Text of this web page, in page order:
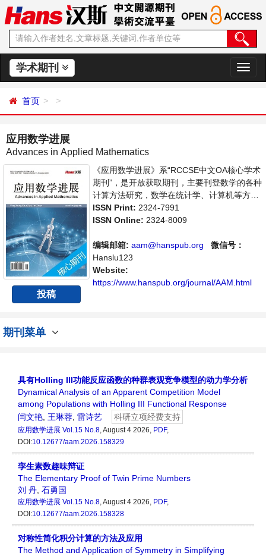
学术期刊
切
换
首页
应用数学进展
Advances in Applied Mathematics
投稿
《应用数学进展》系“RCCSE中文OA核心学术
期刊”，是开放获取期刊，主要刊登数学的各种
计算方法研究，数学在统计学、计算机等方面
应用的学术论文和成果评述。本刊支持思想创
新、学术创新，倡导科学，繁荣学术，集学术
家、学者、科研人员提供一个传播、分享和讨
论应用数学领域内不同方向问题与发展的交流
平台。
ISSN Print: 2324-7991
ISSN Online: 2324-8009
编辑邮箱: aam@hanspub.org
微信号：
Hanslu123
Website:
https://www.hanspub.org/journal/AAM.html
期刊菜单
具有Holling III功能反应函数的种群表观竞争模型的动力学分析
Dynamical Analysis of an Apparent Competition Model
among Populations with Holling III Functional Response
闫文艳 王琳蓉 雷诗艺 科研立项经费支持
应用数学进展 Vol.15 No.8 , August 4 2026, PDF,
DOI:10.12677/aam.2026.158329
孪生素数趣味辩证
The Elementary Proof of Twin Prime Numbers
刘 丹 石勇国
应用数学进展 Vol.15 No.8 , August 4 2026, PDF,
DOI:10.12677/aam.2026.158328
对称性简化积分计算的方法及应用
The Method and Application of Symmetry in Simplifying